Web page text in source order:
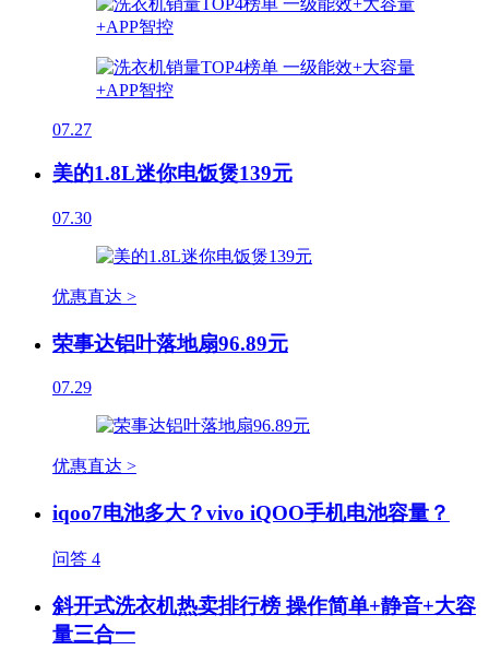
07.27
美的1.8L迷你电饭煲139元
07.30
优惠直达 >
荣事达铝叶落地扇96.89元
07.29
优惠直达 >
iqoo7电池多大？vivo iQOO手机电池容量？
问答 4
斜开式洗衣机热卖排行榜 操作简单+静音+大容
量三合一